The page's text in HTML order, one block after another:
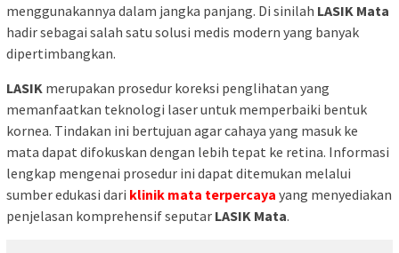
menggunakannya dalam jangka panjang. Di sinilah LASIK Mata
hadir sebagai salah satu solusi medis modern yang banyak
dipertimbangkan.
LASIK merupakan prosedur koreksi penglihatan yang
memanfaatkan teknologi laser untuk memperbaiki bentuk
kornea. Tindakan ini bertujuan agar cahaya yang masuk ke
mata dapat difokuskan dengan lebih tepat ke retina. Informasi
lengkap mengenai prosedur ini dapat ditemukan melalui
sumber edukasi dari klinik mata terpercaya yang menyediakan
penjelasan komprehensif seputar LASIK Mata.